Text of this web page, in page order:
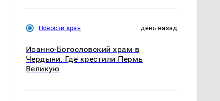
Новости края день назад
Иоанно-Богословский храм в
Чердыни. Где крестили Пермь
Великую